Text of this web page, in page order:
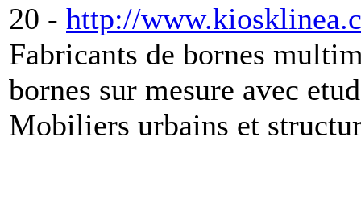
20 - http://
Fabricants de bornes
bornes sur mesure avec
Mobiliers urbains et